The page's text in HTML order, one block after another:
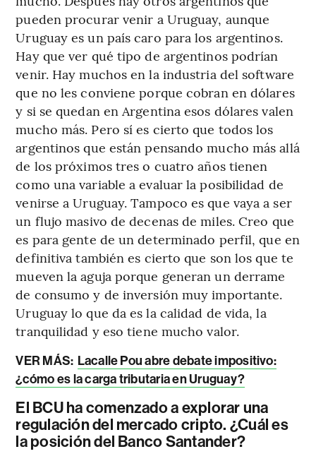
pueden procurar venir a Uruguay, aunque
Uruguay es un país caro para los argentinos.
Hay que ver qué tipo de argentinos podrían
venir. Hay muchos en la industria del software
que no les conviene porque cobran en dólares
y si se quedan en Argentina esos dólares valen
mucho más. Pero sí es cierto que todos los
argentinos que están pensando mucho más allá
de los próximos tres o cuatro años tienen
como una variable a evaluar la posibilidad de
venirse a Uruguay. Tampoco es que vaya a ser
un flujo masivo de decenas de miles. Creo que
es para gente de un determinado perfil, que en
definitiva también es cierto que son los que te
mueven la aguja porque generan un derrame
de consumo y de inversión muy importante.
Uruguay lo que da es la calidad de vida, la
tranquilidad y eso tiene mucho valor.
VER MÁS: Lacalle Pou abre debate impositivo:
¿cómo es la carga tributaria en Uruguay?
El BCU ha comenzado a explorar una
regulación del mercado cripto. ¿Cuál es
la posición del Banco Santander?